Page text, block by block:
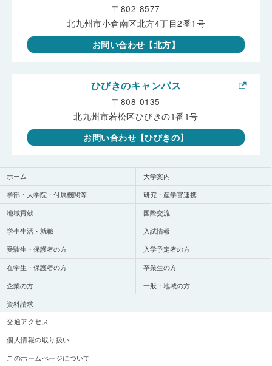
ホーム
大学案内
学部・大学院・付属機関等
研究・産学官連携
地域貢献
国際交流
学生生活・就職
入試情報
受験生・保護者の方
入学予定者の方
在学生・保護者の方
卒業生の方
企業の方
一般・地域の方
資料請求
〒802-8577
北九州市小倉南区北方4丁目2番1号
お問い合わせ【北方】
ひびきのキャンパス
〒808-0135
北九州市若松区ひびきの1番1号
お問い合わせ【ひびきの】
交通アクセス
個人情報の取り扱い
このホームぺージについて